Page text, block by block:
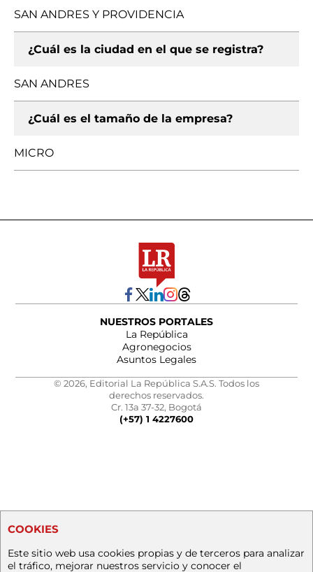
SAN ANDRES Y PROVIDENCIA
¿Cuál es la ciudad en el que se registra?
SAN ANDRES
¿Cuál es el tamaño de la empresa?
MICRO
NUESTROS PORTALES
La República
Agronegocios
Asuntos Legales
© 2026, Editorial La República S.A.S. Todos los
derechos reservados.
Cr. 13a 37-32, Bogotá
(+57) 1 4227600
COOKIES
Este sitio web usa cookies propias y de terceros para analizar
el tráfico, mejorar nuestros servicio y conocer el